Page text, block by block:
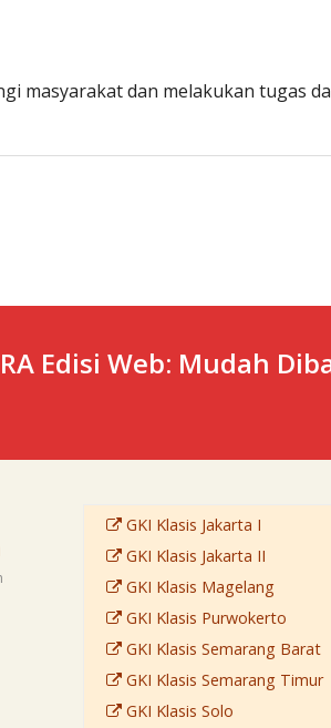
masyarakat dan melakukan tugas
Edisi Web: Mudah
GKI Klasis Jakarta I
GKI Klasis Jakarta II
GKI Klasis Magelang
GKI Klasis Purwokerto
GKI Klasis Semarang Barat
GKI Klasis Semarang Timur
GKI Klasis Solo